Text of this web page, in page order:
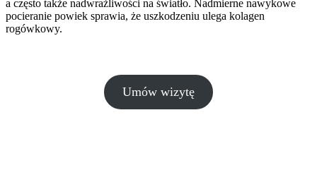
a często także nadwrażliwości na światło. Nadmierne nawykowe
pocieranie powiek sprawia, że uszkodzeniu ulega kolagen
rogówkowy.
Umów wizytę